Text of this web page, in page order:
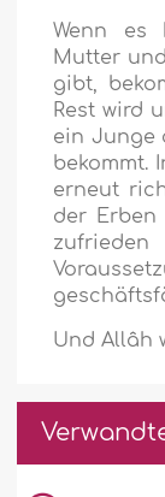
Wenn es
Mutter
gibt,
Rest wird
ein Junge
bekommt.
erneut
der
Und Allâh